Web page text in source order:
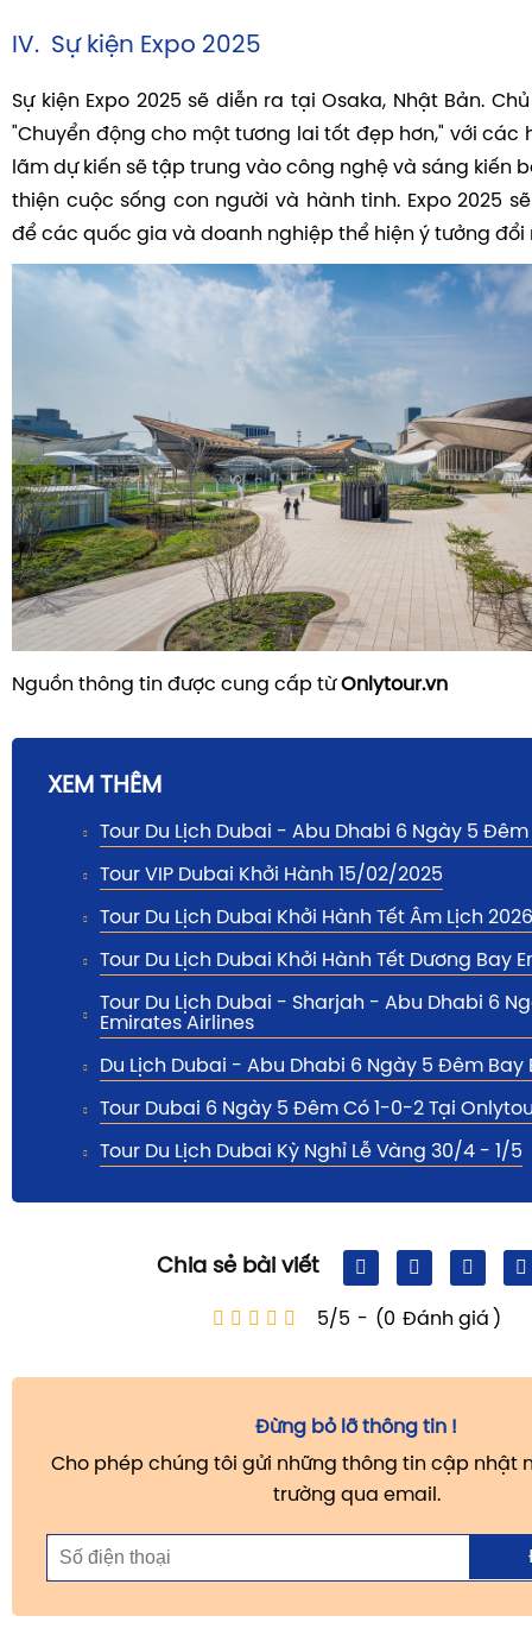
IV. Sự kiện Expo 2025
Sự kiện Expo 2025 sẽ diễn ra tại Osaka, Nhật Bản.
"Chuyển động cho một tương lai tốt đẹp hơn," với các
lãm dự kiến sẽ tập trung vào công nghệ và sáng kiến
thiện cuộc sống con người và hành tinh. Expo 2025
để các quốc gia và doanh nghiệp thể hiện ý tưởng đổi
Nguồn thông tin được cung cấp từOnlytour.vn
XEM THÊM
Tour Du Lịch Dubai - Abu Dhabi 6 Ngày 5
Tour VIP Dubai Khởi Hành 15/02/2025
Tour Du Lịch Dubai Khởi Hành Tết Âm Lịch 2026
Tour Du Lịch Dubai Khởi Hành Tết Dương Bay
Tour Du Lịch Dubai - Sharjah - Abu Dhabi 6
Emirates Airlines
Du Lịch Dubai - Abu Dhabi 6 Ngày 5 Đêm Bay
Tour Dubai 6 Ngày 5 Đêm Có 1-0-2 Tại
Tour Du Lịch Dubai Kỳ Nghỉ Lễ Vàng 30/4 - 1/5
Chia sẻ bài viết
5/5 - (0 Đánh giá )
Đừng bỏ lỡ thông tin !
Cho phép chúng tôi gửi những thông tin cập nhật
trường qua email.